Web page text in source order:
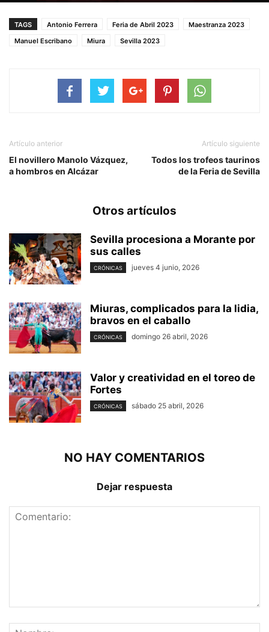
TAGS Antonio Ferrera Feria de Abril 2023
Maestranza 2023
Manuel Escribano
Miura Sevilla 2023
Artículo anterior
El novillero Manolo Vázquez,
a hombros en Alcázar
Artículo siguiente
Todos los trofeos taurinos
de la Feria de Sevilla
Otros artículos
Sevilla procesiona a Morante por
sus calles
CRÓNICAS jueves 4 junio, 2026
Miuras, complicados para la lidia,
bravos en el caballo
CRÓNICAS domingo 26 abril, 2026
Valor y creatividad en el toreo de
Fortes
CRÓNICAS sábado 25 abril, 2026
NO HAY COMENTARIOS
Dejar respuesta